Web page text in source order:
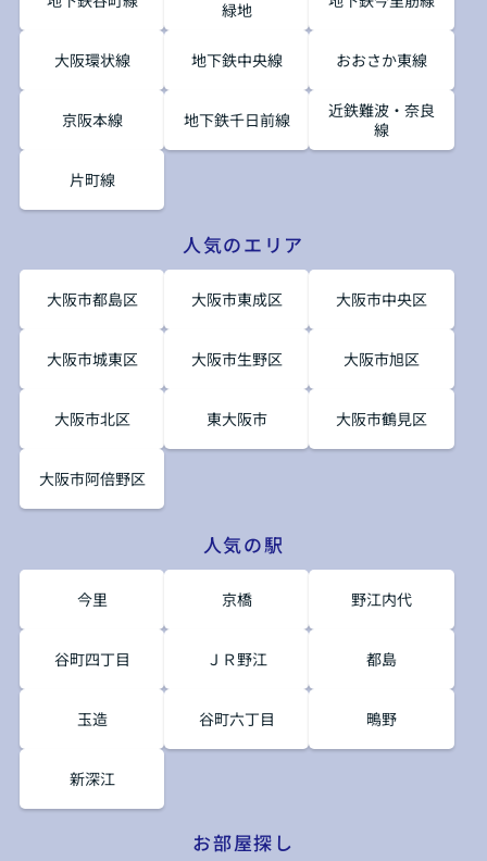
緑地
大阪環状線 地下鉄中央線 おおさか東線
京阪本線 地下鉄千日前線
近鉄難波・奈良
線
片町線
人気のエリア
大阪市都島区 大阪市東成区 大阪市中央区
大阪市城東区 大阪市生野区 大阪市旭区
大阪市北区 東大阪市 大阪市鶴見区
大阪市阿倍野区
人気の駅
今里 京橋 野江内代
谷町四丁目 ＪＲ野江 都島
玉造 谷町六丁目 鴫野
新深江
お部屋探し